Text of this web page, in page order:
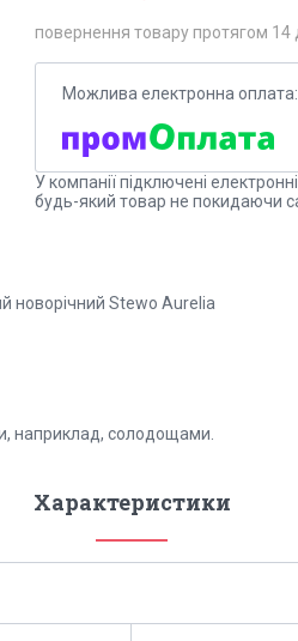
повернення товару протягом 14
У компанії підключені
будь-який товар не покидаючи
новорічний Stewo Aurelia
наприклад, солодощами.
Характеристики